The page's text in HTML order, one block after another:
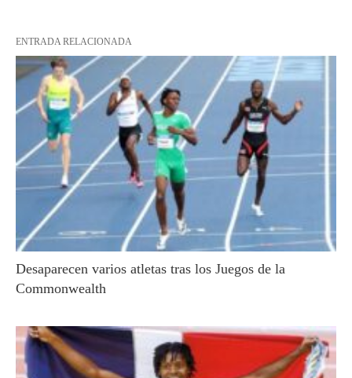
ENTRADA RELACIONADA
Desaparecen varios atletas tras los Juegos de la
Commonwealth